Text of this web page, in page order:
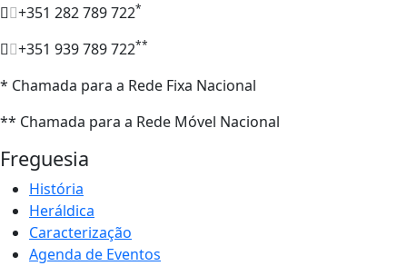
+351 282 789 722*
+351 939 789 722**
* Chamada para a Rede Fixa Nacional
** Chamada para a Rede Móvel Nacional
Freguesia
História
Heráldica
Caracterização
Agenda de Eventos